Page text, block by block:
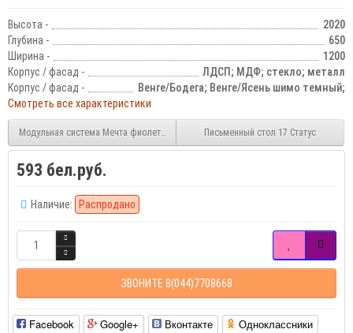
Высота -
2020
Глубина -
650
Ширина -
1200
Корпус / фасад -
ЛДСП; МДФ; стекло; металл
Корпус / фасад -
Венге/Бодега; Венге/Ясень шимо темный;
Смотреть все характеристики
Модульная система Мечта фиолетовая Письменный стол 17 Статус
593 бел.руб.
Наличие: Распродано
ЗВОНИТЕ 8(044)7708668
Facebook Google+ Вконтакте Одноклассники